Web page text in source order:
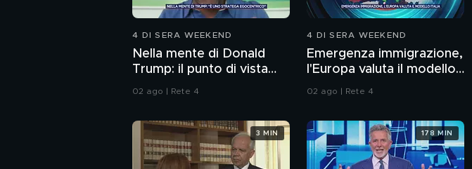
4 DI SERA WEEKEND
Nella mente di Donald
Trump: il punto di vista
dello psichiatra Leonardo
02 ago | Rete 4
4 DI SERA WEEKEND
Emergenza immigrazione,
l'Europa valuta il modello
02 ago | Rete 4
3 MIN 178 MIN